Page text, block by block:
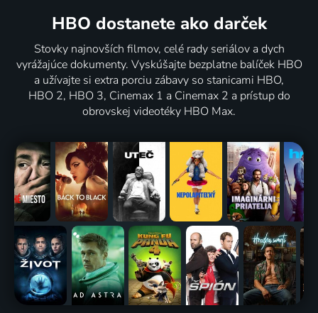
HBO dostanete ako darček
Stovky najnovších filmov, celé rady seriálov a dych
vyrážajúce dokumenty. Vyskúšajte bezplatne balíček HBO
a užívajte si extra porciu zábavy so stanicami HBO,
HBO 2, HBO 3, Cinemax 1 a Cinemax 2 a prístup do
obrovskej videotéky HBO Max.